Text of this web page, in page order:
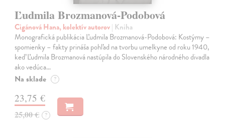
Ľudmila Brozmanová-Podobová
Cigánová Hana, kolektív autorov| Kniha
Monografická publikácia Ľudmila Brozmanová-Podobová: Kostýmy –
spomienky – fakty prináša pohľad na tvorbu umelkyne od roku 1940,
keď Ľudmila Brozmanová nastúpila do Slovenského národného divadla
ako vedúca…
Na sklade ?
23,75 €
25,00 € ?